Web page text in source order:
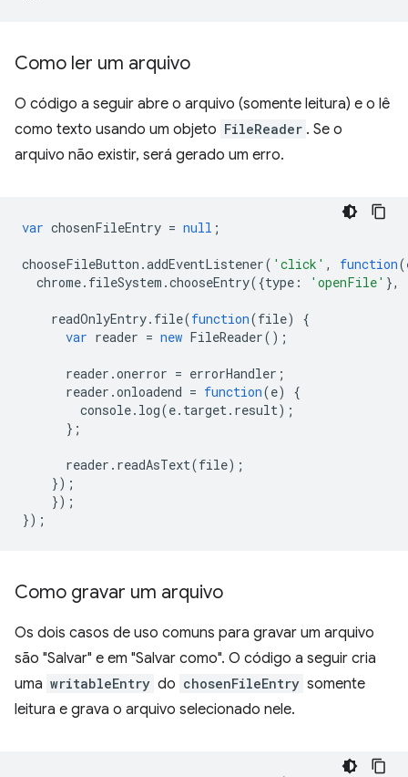
Como ler um arquivo
O código a seguir abre o arquivo (somente leitura) e o lê
como texto usando um objeto FileReader . Se o
arquivo não existir, será gerado um erro.
var chosenFileEntry = null ;
chooseFileButton .addEventListener( 'click' , function(
chrome. fileSystem .chooseEntry({type : 'openFile' },
readOnlyEntry. file(function(file)
{
var reader = new FileReader();
reader .onerror = errorHandler ;
reader .onloadend = function(e)
{
console. log(e. target. result);
};
reader . readAsText(file);
});
});
});
Como gravar um arquivo
Os dois casos de uso comuns para gravar um arquivo
são "Salvar" e em "Salvar como". O código a seguir cria
uma writableEntry do chosenFileEntry somente
leitura e grava o arquivo selecionado nele.